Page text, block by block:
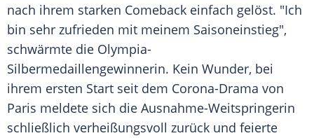
nach ihrem starken Comeback einfach gelöst. "Ich
bin sehr zufrieden mit meinem Saisoneinstieg",
schwärmte die Olympia-
Silbermedaillengewinnerin. Kein Wunder, bei
ihrem ersten Start seit dem Corona-Drama von
Paris meldete sich die Ausnahme-Weitspringerin
schließlich verheißungsvoll zurück und feierte